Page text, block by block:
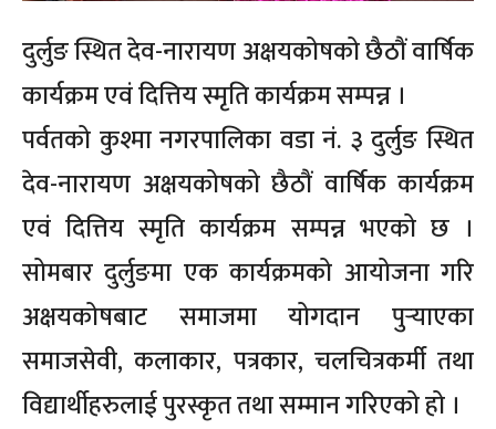
दुर्लुङ स्थित देव-नारायण अक्षयकोषको छैठौं वार्षिक
कार्यक्रम एवं दित्तिय स्मृति कार्यक्रम सम्पन्न ।
पर्वतको कुश्मा नगरपालिका वडा नं. ३ दुर्लुङ स्थित
देव-नारायण अक्षयकोषको छैठौं वार्षिक कार्यक्रम
एवं दित्तिय स्मृति कार्यक्रम सम्पन्न भएको छ ।
सोमबार दुर्लुङमा एक कार्यक्रमको आयोजना गरि
अक्षयकोषबाट समाजमा योगदान पुर्‍याएका
समाजसेवी, कलाकार, पत्रकार, चलचित्रकर्मी तथा
विद्यार्थीहरुलाई पुरस्कृत तथा सम्मान गरिएको हो ।